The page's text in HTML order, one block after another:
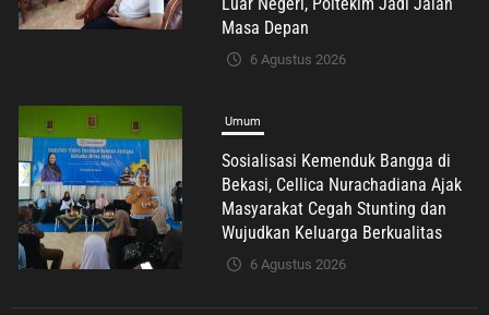
6 Agustus 2026
Pengelolaan Sampah Makin Efisien,
Dosen Ilmu Komputer UPER
Kembangkan Netrash
6 Agustus 2026